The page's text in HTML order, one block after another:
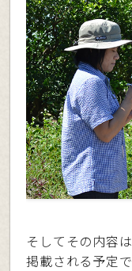
そしてその内容
掲載される予定で